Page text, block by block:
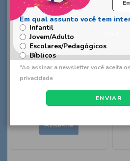
O Show da Luna - Kit com
20 livros para colorir
Produto Indisponível
ENVIAR
Infantil
Jovem/Adulto
Escolares/Pedagógicos
Bíblicos